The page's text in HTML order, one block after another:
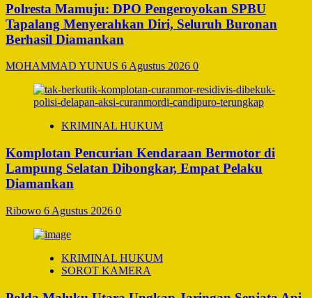
Polresta Mamuju: DPO Pengeroyokan SPBU
Tapalang Menyerahkan Diri, Seluruh Buronan
Berhasil Diamankan
MOHAMMAD YUNUS 6 Agustus 2026 0
KRIMINAL HUKUM
Komplotan Pencurian Kendaraan Bermotor di
Lampung Selatan Dibongkar, Empat Pelaku
Diamankan
Ribowo 6 Agustus 2026 0
KRIMINAL HUKUM
SOROT KAMERA